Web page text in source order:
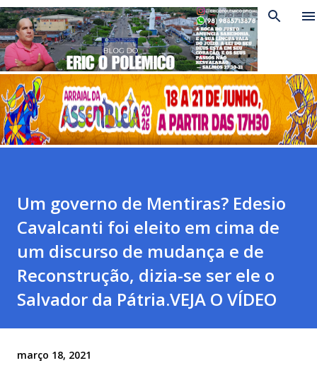
Pular para o conteúdo principal
Um governo de Mentiras? Edesio
Cavalcanti foi eleito em cima de
um discurso de mudança e de
Reconstrução, dizia-se ser ele o
Salvador da Pátria.VEJA O VÍDEO
março 18, 2021